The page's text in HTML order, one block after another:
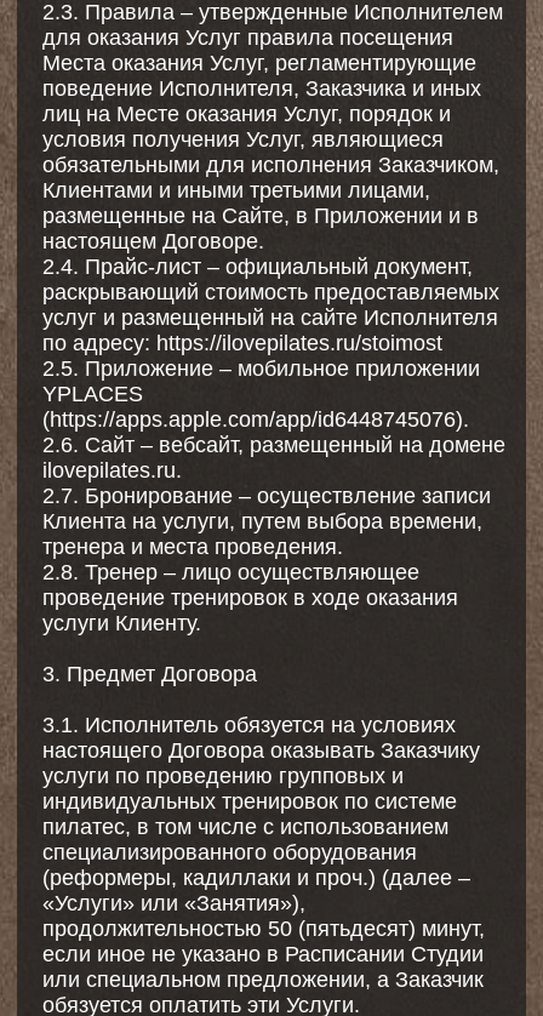
3.4. Услуги оказываются в соответствии с
условиями настоящей Оферты,
дополнениями к Оферте, Правилами и
Прайс-листом Исполнителя, размещенном
на Сайте, в Приложении или в Месте
оказания Услуг.
3.5. Исполнитель имеет право изменять
Прайс-лист, условия данной Оферты и
дополнений к ней без предварительного
согласования с Заказчиком, обеспечивая при
этом размещение измененных документов на
Сайте, в Приложении и в Месте оказания
Услуг, не менее чем за 7 (семь) календарных
дней до их ввода в действие.
4. Права и обязанности Сторон
4.1. Исполнитель обязуется:
4.1.1. Обеспечивать надлежащее качество
оказываемых Услуг.
4.1.2. Обеспечить надлежащее
функционирование спортивного
оборудования и инвентаря, а также
вспомогательного оборудования на занятиях
для Клиентов.
4.2. Исполнитель имеет право:
4.2.1. Привлекать третьих лиц для оказания
Услуг.
4.2.2. В случае аварийных ситуаций,
произошедших не по вине Исполнителя и/
или обстоятельств непреодолимой силы, в
одностороннем порядке ограничивать объем
и порядок предоставления Услуг.
оказания Услуг.
случае:
• опоздания Клиента на занятие свыше 15
минут, если иное не предусмотрено
Правилами студии;
• посещения Клиентом Места оказания Услуг
в нетрезвом виде, состоянии наркотического
или иного опьянения;
• грубого или неоднократного несоблюдения
Клиентом условий Договора, Правил и
рекомендаций Тренера в ходе оказания
Услуг.
4.2.5. Ограничить доступ к занятиям для
следующих категорий клиентов при
несоблюдении установленных требований:
• Беременные: допускаются к занятиям
только после обязательной консультации с
тренером, предоставления письменного